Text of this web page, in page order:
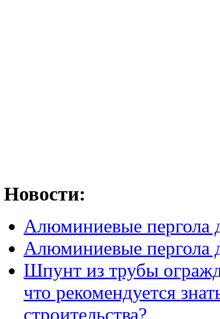
Новости:
Алюминиевые пергола
Алюминиевые пергола
Шпунт из трубы
что рекомендуется
строительства?